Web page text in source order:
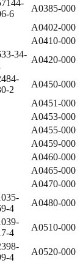
6
A0385-000
A0402-000
A0410-000
34-
A0420-000
2
A0450-000
A0451-000
A0453-000
A0455-000
A0459-000
A0460-000
A0465-000
A0470-000
4
A0480-000
4
A0510-000
4
A0520-000